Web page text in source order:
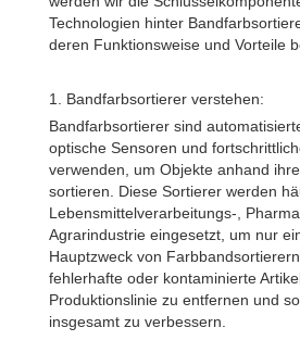
Technologien hinter
deren Funktionsweise und Vorteile
1. Bandfarbsortierer verstehen:
Bandfarbsortierer sind
optische Sensoren und
verwenden, um Objekte anhand
sortieren. Diese Sortierer werden
Lebensmittelverarbeitungs-,
Agrarindustrie eingesetzt, um nur
Hauptzweck von
fehlerhafte oder kontaminierte
Produktionslinie zu entfernen und
insgesamt zu verbessern.